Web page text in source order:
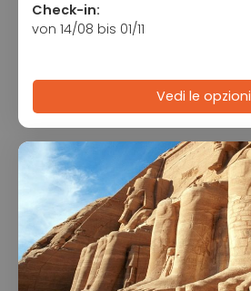
Check-in:
von 14/08 bis 01/11
Vedi le opzioni